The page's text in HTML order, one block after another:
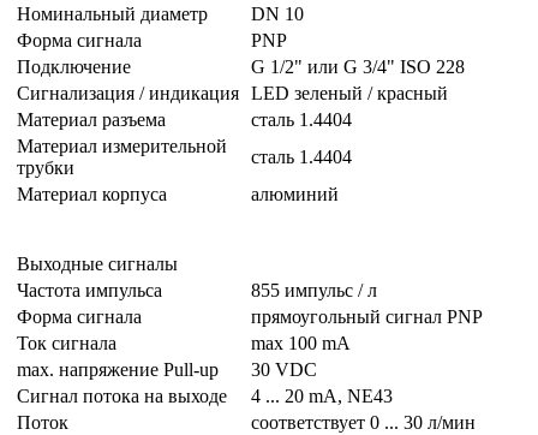
Номинальный диаметр
DN 10
Форма сигнала
PNP
Подключение
G 1/2" или G 3/4" ISO 228
Сигнализация / индикация LED зеленый / красный
Материал разъема
сталь 1.4404
Материал измерительной
трубки
сталь 1.4404
Материал корпуса
алюминий
Выходные сигналы
Частота импульса
855 импульс / л
Форма сигнала
прямоугольный сигнал PNP
Ток сигнала
max 100 mA
max. напряжение Pull-up
30 VDC
Сигнал потока на выходе
4 ... 20 mA, NE43
Поток
соответствует 0 ... 30 л/мин